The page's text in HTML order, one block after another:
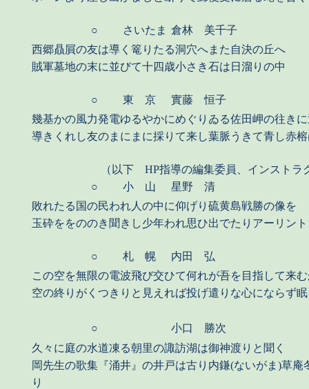
○ さいたま 倉林 美千子
西郷贔屓の友は導く篭りたる洞穴へまた自決の丘へ
賊軍墓地の末に並びて十四歳小さき石は日溜りの中
○ 東 京
實藤 恒子
幾基かの風力発電ゆるやかにめぐりゐる佐田岬の往き
導きくれし友のまにまに採りて来し葉脈うきて青し赤
（以下 HP指導の編集委員、インストラ
○
小 山
星野 清
敗れたる国の民われ人の中に仰げり硫黄島戦勝の像を
玉砕ををののき聞きし少年われ思ひ出でたりアーリン
○ 札 幌
内田 弘
この空を無限の電波飛び交ひて何れが吾を目指して来
空の終りがくつきりと見えれば投げ遣りな心にならず
○
小口 勝次
久々に庭の水道凍る朝里の諏訪湖は御神渡りと聞く
岡先生の歌集『涌井』の井戸は古り内鎌(ないがま)草庵
り